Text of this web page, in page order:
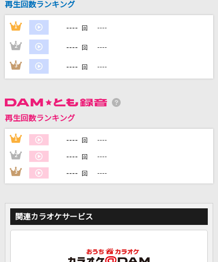
back number
カラオケ最新情報をチェック！
再生回数ランキング
1 ---- 回 ----
2 ---- 回 ----
3 ---- 回 ----
再生回数ランキング
1 ---- 回 ----
2 ---- 回 ----
3 ---- 回 ----
関連カラオケサービス